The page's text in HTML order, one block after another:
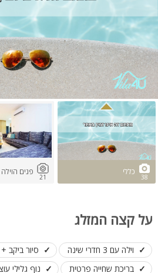
38
כללי
21
פנים הוילה
על קצה המזלג
וילה עם 3 חדרי שינה
סיור ביקב
בריכת שחייה פרטית
נוף גלילי